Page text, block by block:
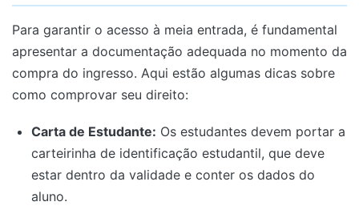
Para garantir o acesso à meia entrada, é fundamental
apresentar a documentação adequada no momento da
compra do ingresso. Aqui estão algumas dicas sobre
como comprovar seu direito:
Carta de Estudante: Os estudantes devem portar a
carteirinha de identificação estudantil, que deve
estar dentro da validade e conter os dados do
aluno.